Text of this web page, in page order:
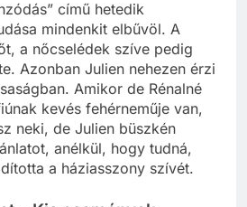
című hetedik
mindenkit elbűvöl. A
a nőcselédek szíve pedig
Azonban Julien nehezen érzi
Amikor de Rénalné
kevés fehérneműje van,
neki, de Julien büszkén
anélkül, hogy tudná,